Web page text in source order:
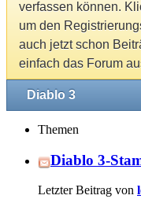
verfassen können.
um den
auch jetzt schon
einfach das Forum
Diablo 3
Themen
Diablo 3-
Letzter Beitrag von